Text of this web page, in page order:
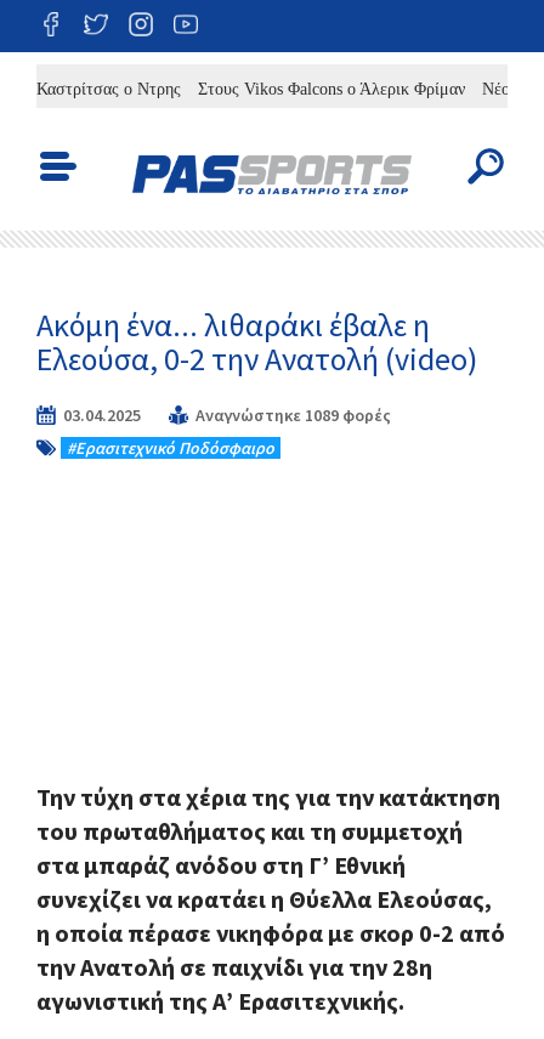
ο Ντρης Στους Vikos Φalcons ο Άλερικ Φρίμαν Νέος
Ακόμη ένα... λιθαράκι έβαλε η
Ελεούσα, 0-2 την Ανατολή (video)
03.04.2025
Αναγνώστηκε 1089 φορές
#Eρασιτεχνικό Ποδόσφαιρο
Την τύχη στα χέρια της για την κατάκτηση
του πρωταθλήματος και τη συμμετοχή
στα μπαράζ ανόδου στη Γ’ Εθνική
συνεχίζει να κρατάει η Θύελλα Ελεούσας,
η οποία πέρασε νικηφόρα με σκορ 0-2 από
την Ανατολή σε παιχνίδι για την 28η
αγωνιστική της Α’ Ερασιτεχνικής.